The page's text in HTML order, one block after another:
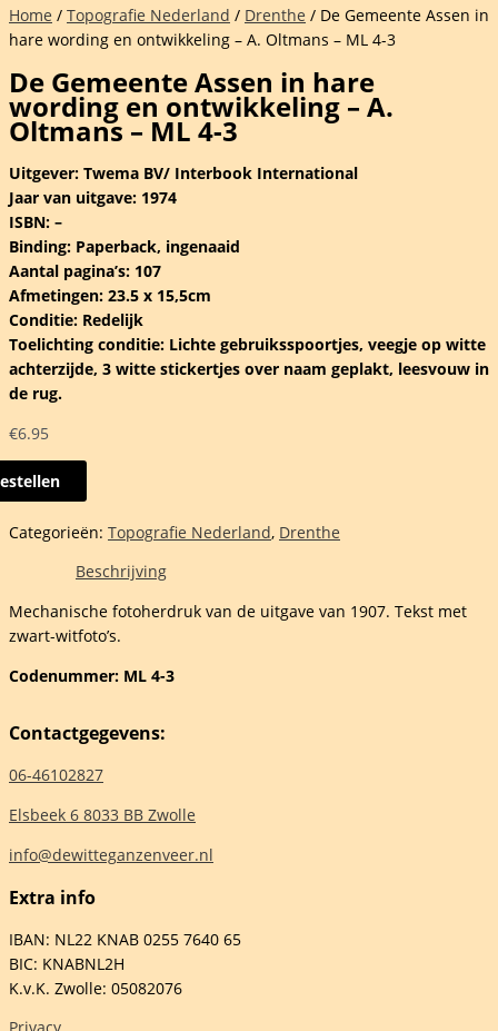
Home / Topografie Nederland / Drenthe / De Gemeente Assen in
hare wording en ontwikkeling – A. Oltmans – ML 4-3
De Gemeente Assen in hare
wording en ontwikkeling – A.
Oltmans – ML 4-3
Uitgever: Twema BV/ Interbook International
Jaar van uitgave: 1974
ISBN: –
Binding: Paperback, ingenaaid
Aantal pagina’s: 107
Afmetingen: 23.5 x 15,5cm
Conditie: Redelijk
Toelichting conditie: Lichte gebruiksspoortjes, veegje op witte
achterzijde, 3 witte stickertjes over naam geplakt, leesvouw in
de rug.
€6.95
Categorieën: Topografie Nederland, Drenthe
Beschrijving
Mechanische fotoherdruk van de uitgave van 1907. Tekst met
zwart-witfoto’s.
Codenummer: ML 4-3
Contactgegevens:
06-46102827
Elsbeek 6 8033 BB Zwolle
info@dewitteganzenveer.nl
Extra info
IBAN: NL22 KNAB 0255 7640 65
BIC: KNABNL2H
K.v.K. Zwolle: 05082076